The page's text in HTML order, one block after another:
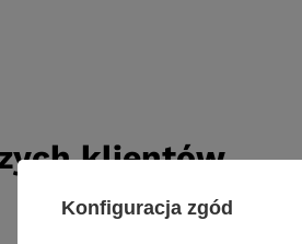
klientów
Konfiguracja zgód